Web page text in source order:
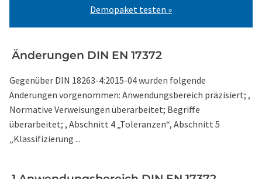
Demopaket testen »
Änderungen DIN EN 17372
Gegenüber DIN 18263-4:2015-04 wurden folgende
Änderungen vorgenommen: Anwendungsbereich präzisiert; ,
Normative Verweisungen überarbeitet; Begriffe
überarbeitet; , Abschnitt 4 „Toleranzen“, Abschnitt 5
„Klassifizierung ...